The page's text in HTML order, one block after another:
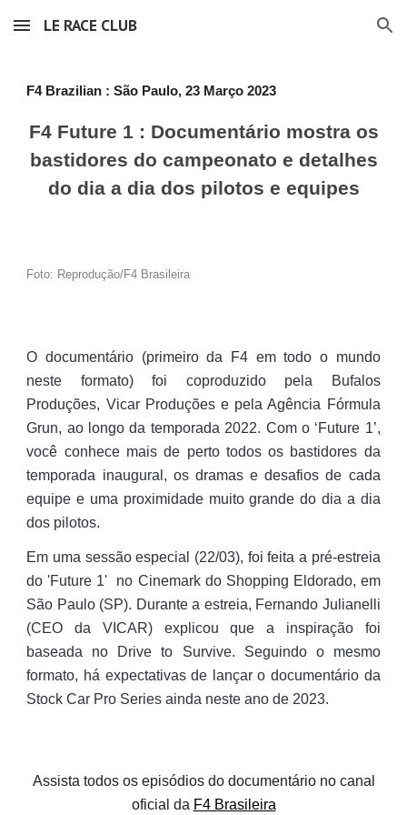
Skip to main content Skip to navigation
LE RACE CLUB
F4 Brazilian : São Paulo,23 Março2023
F4 Future 1 : Documentário mostra os
bastidores do campeonato e detalhes
do dia a dia dos pilotos e equipes
Foto: Reprodução/F4 Brasileira
O documentário (primeiro da F4 em todo o mundo
neste formato) foi coproduzido pela Bufalos
Produções, Vicar Produções e pela Agência Fórmula
Grun, ao longo da temporada 2022. Com o ‘Future 1’,
você conhece mais de perto todos os bastidores da
temporada inaugural, os dramas e desafios de cada
equipe e uma proximidade muito grande do dia a dia
dos pilotos.
Em uma sessão especial (22/03), foi feita a pré-estreia
do 'Future 1' no Cinemark do Shopping Eldorado, em
São Paulo (SP). Durante a estreia, Fernando Julianelli
(CEO da VICAR) explicou que a inspiração foi
baseada no Drive to Survive. Seguindo o mesmo
formato, há expectativas de lançar o documentário da
Stock Car Pro Series ainda neste ano de 2023.
Assista todos os episódios do documentário no canal
oficial da F4 Brasileira